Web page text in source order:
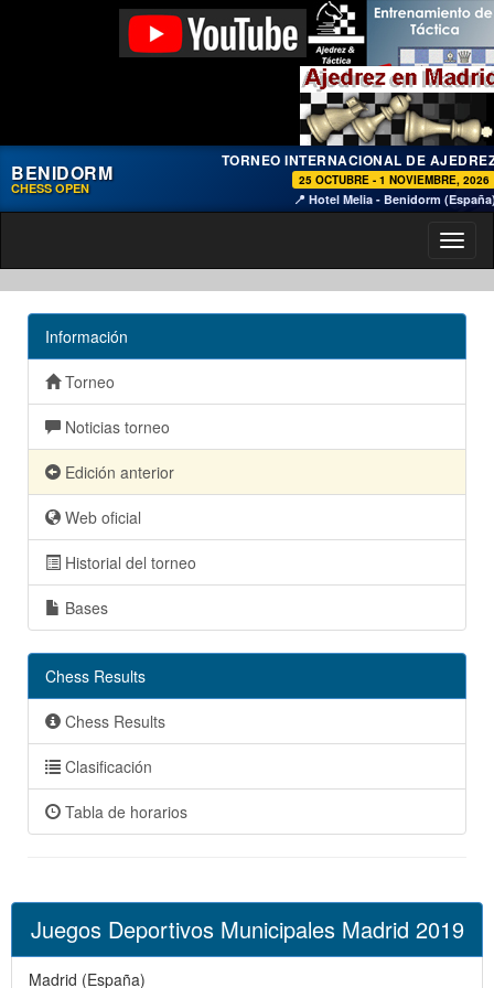
BENIDORM
CHESS OPEN
TORNEO INTERNACIONAL DE
25 OCTUBRE - 1 NOVIEMBRE, 2026
📍 Hotel Melia - Benidorm
Información
Torneo
Noticias torneo
Edición anterior
Web oficial
Historial del torneo
Bases
Chess Results
Chess Results
Clasificación
Tabla de horarios
Juegos Deportivos Municipales Madrid 2019
Madrid (España)